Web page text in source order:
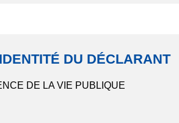
IDENTITÉ DU DÉCLARANT
DE LA VIE PUBLIQUE